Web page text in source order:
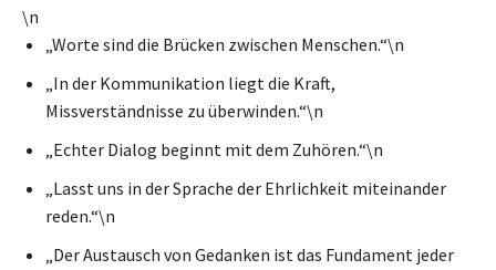
\n
„Worte sind die Brücken zwischen Menschen.“\n
„In der Kommunikation liegt die Kraft,
Missverständnisse zu überwinden.“\n
„Echter Dialog beginnt mit dem Zuhören.“\n
„Lasst uns in der Sprache der Ehrlichkeit miteinander
reden.“\n
„Der Austausch von Gedanken ist das Fundament jeder